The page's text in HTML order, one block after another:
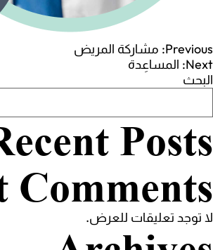
تصفّح
المقالات
Previous: مشاركة المريض
Next: المساعِدة
البحث
Posts
Comments
لا توجد تعليقات للعرض.